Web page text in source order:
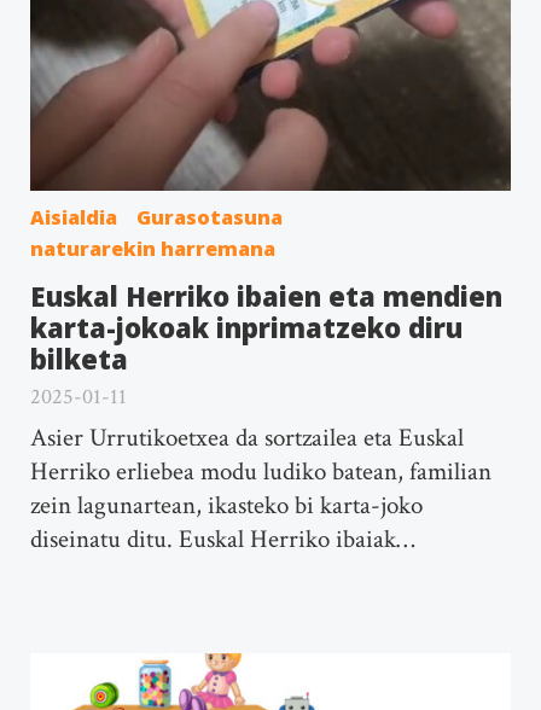
Aisialdia
Gurasotasuna
naturarekin harremana
Euskal Herriko ibaien eta mendien
karta-jokoak inprimatzeko diru
bilketa
2025-01-11
Asier Urrutikoetxea da sortzailea eta Euskal
Herriko erliebea modu ludiko batean, familian
zein lagunartean, ikasteko bi karta-joko
diseinatu ditu. Euskal Herriko ibaiak…